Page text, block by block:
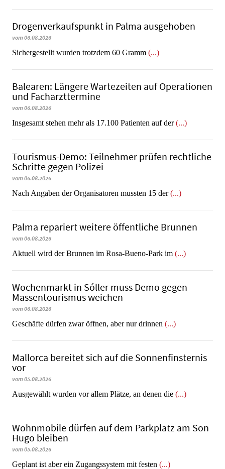
Dro­gen­ver­kaufs­punkt in Palma ausgehoben
vom 06.08.2026
​​​​​​​Sichergestellt wurden trotzdem 60 Gramm (...)
Balearen: Längere Wartezeiten auf Operationen
und Facharzttermine
vom 06.08.2026
Insgesamt stehen mehr als 17.100 Patienten auf der(...)
Tourismus-Demo: Teilnehmer prüfen rechtliche
Schritte gegen Polizei
vom 06.08.2026
Nach Angaben der Organisatoren mussten 15 der(...)
Palma repariert weitere öffentliche Brunnen
vom 06.08.2026
Aktuell wird der Brunnen im Rosa-Bueno-Park im (...)
Wochenmarkt in Sóller muss Demo gegen
Massentourismus weichen
vom 06.08.2026
Geschäfte dürfen zwar öffnen, aber nur drinnen (...)
Mallorca bereitet sich auf die Sonnenfinsternis
vor
vom 05.08.2026
Ausgewählt wurden vor allem Plätze, an denen die (...)
Wohnmobile dürfen auf dem Parkplatz am Son
Hugo bleiben
vom 05.08.2026
Geplant ist aber ein Zugangssystem mit festen (...)